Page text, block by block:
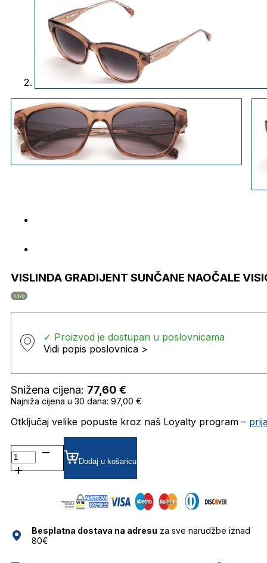
VISLINDA GRADIJENT SUNČANE NAOČALE
novo
✓ Proizvod je dostupan u poslovnicama
Vidi popis poslovnica >
Snižena cijena: 77,60 €
Najniža cijena u 30 dana: 97,00 €
Otključaj velike popuste kroz naš Loyalty program –
VISLINDA
GRADIJENT SUNČANE
NAOČALE
Dodaj u košaricu
Besplatna dostava na adresu za sve narudžbe iznad
80€